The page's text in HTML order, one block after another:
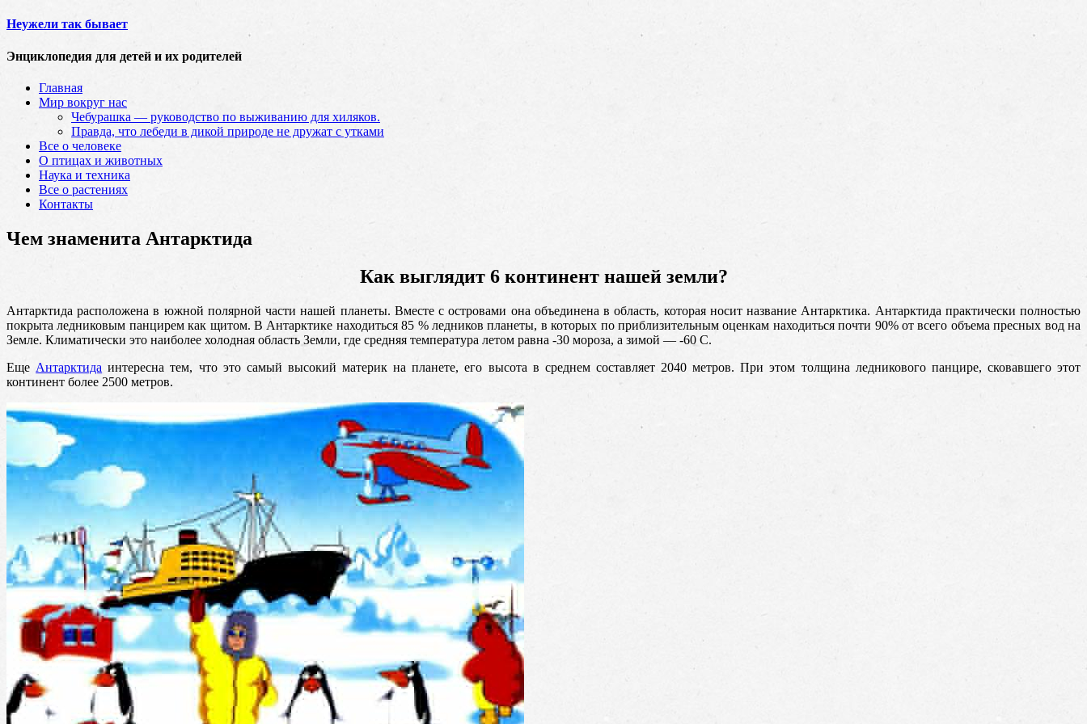
Неужели так бывает
Энциклопедия для детей и их родителей
Главная
Мир вокруг нас
Чебурашка — руководство по выживанию для хиляков.
Правда, что лебеди в дикой природе не дружат с утками
Все о человеке
О птицах и животных
Наука и техника
Все о растениях
Контакты
Чем знаменита Антарктида
Как выглядит 6 континент нашей земли?
Антарктида расположена в южной полярной части нашей планеты. Вместе с островами она объединена в область, которая носит название Антарктика. Антарктида практически полностью
покрыта ледниковым панцирем как щитом. В Антарктике находиться 85 % ледников планеты, в которых по приблизительным оценкам находиться почти 90% от всего объема пресных вод на
Земле. Климатически это наиболее холодная область Земли, где средняя температура летом равна -30 мороза, а зимой — -60 С.
Еще Антарктида интересна тем, что это самый высокий материк на планете, его высота в среднем составляет 2040 метров. При этом толщина ледникового панцире, сковавшего этот
континент более 2500 метров.